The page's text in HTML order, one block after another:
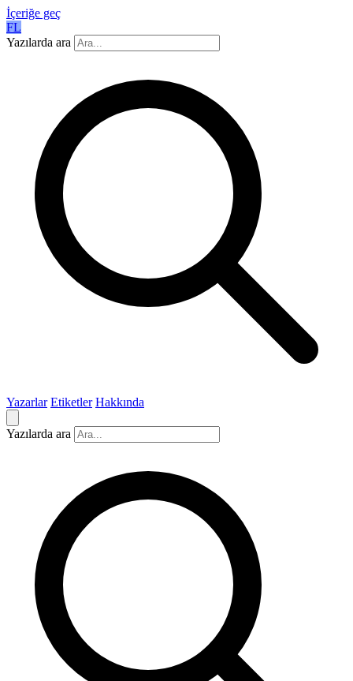
İçeriğe geç
FL
Yazılarda ara
Yazarlar Etiketler Hakkında
Yazılarda ara